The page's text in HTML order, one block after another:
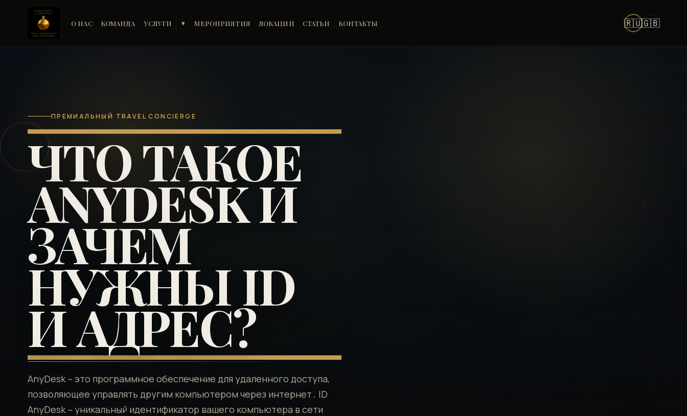
О НАС КОМАНДА УСЛУГИ ▾ МЕРОПРИЯТИЯ ЛОКАЦИИ СТАТЬИ КОНТАКТЫ 🇷🇺🇬🇧
ПРЕМИАЛЬНЫЙ TRAVEL CONCIERGE
ЧТО ТАКОЕ
ANYDESK И
ЗАЧЕМ
НУЖНЫ ID
И АДРЕС?
AnyDesk – это программное обеспечение для удаленного доступа,
позволяющее управлять другим компьютером через интернет․ ID
AnyDesk – уникальный идентификатор вашего компьютера в сети